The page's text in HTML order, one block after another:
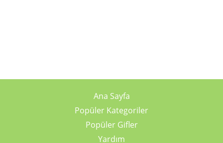
Ana Sayfa
Popüler Kategoriler
Popüler Gifler
Yardım